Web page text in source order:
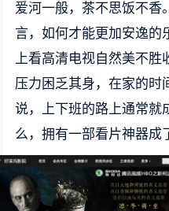
爱河一般，茶不思饭不香
言，如何才能更加安逸的
上看高清电视自然美不胜
压力困乏其身，在家的时
说，上下班的路上通常就
么，拥有一部看片神器成